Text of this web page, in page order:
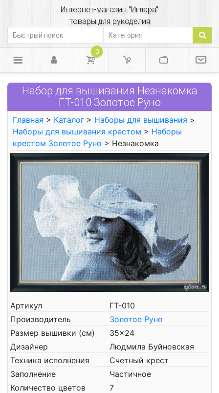
Интернет-магазин "Иглара"
товары для рукоделия
0
Набор для вышивания Незнакомка
ГТ-010 Золотое Руно
Главная > Каталог > Наборы для вышивания >
Наборы для вышивания крестом > Наборы
крестом Золотое Руно > Незнакомка
Артикул
ГТ-010
Производитель
Золотое Руно
Размер вышивки (см)
35x24
Дизайнер
Людмила Буйновская
Техника исполнения
Счетный крест
Заполнение
Частичное
Количество цветов
7